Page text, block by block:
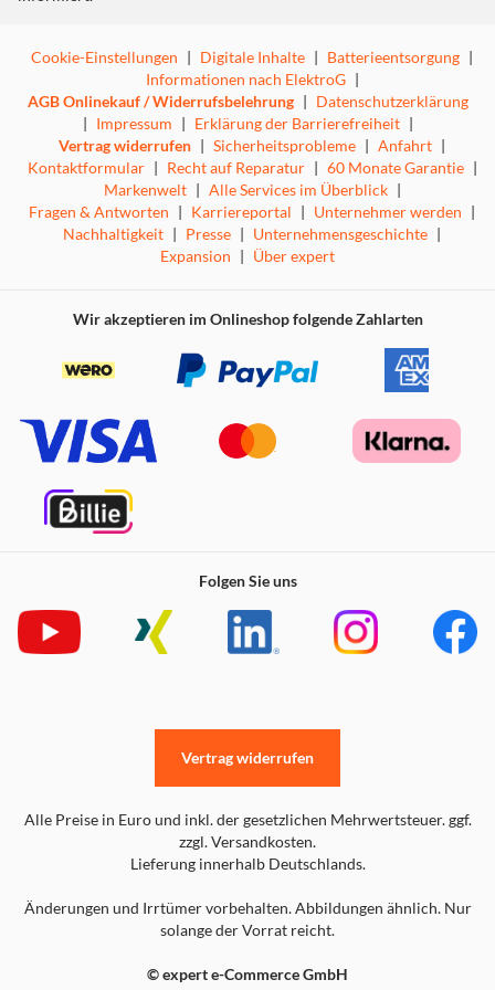
Genieße Inhalte in 4K-Qualität
Erlebe deine Lieblingsinhalte in 4K durch das Upscaling
mittels 20 neuronaler AI-Netzwerke. Ein Neural Quantum
4K Gen3 AI Prozessor sorgt dafür, dass das Bild scharf
und flüssig bleibt.
Genieße ultrafeine Kontraste und zusätzliche
Erlebe Neo QLED mit der Quantum-Matrix-Technologie
Core, die die exklusiven Mini-LEDs von Samsung steuert.
und zusätzlicher Helligkeit in jeder Szene genießt.
Cookie-Einstellungen | Digitale Inhalte | Batterieentsorgung |
Informationen nach ElektroG |
AGB Onlinekauf / Widerrufsbelehrung | Datenschutzerklärung
| Impressum | Erklärung der Barrierefreiheit |
Vertrag widerrufen | Sicherheitsprobleme | Anfahrt |
Kontaktformular | Recht auf Reparatur | 60 Monate Garantie |
Markenwelt | Alle Services im Überblick |
Fragen & Antworten | Karriereportal | Unternehmer werden |
Nachhaltigkeit | Presse | Unternehmensgeschichte |
Expansion | Über expert
Wir akzeptieren im Onlineshop folgende Zahlarten
Folgen Sie uns
Alle Preise in Euro und inkl. der gesetzlichen Mehrwertsteuer. ggf.
zzgl. Versandkosten.
Lieferung innerhalb Deutschlands.
Änderungen und Irrtümer vorbehalten. Abbildungen ähnlich. Nur
solange der Vorrat reicht.
© expert e-Commerce GmbH
Vertrag widerrufen